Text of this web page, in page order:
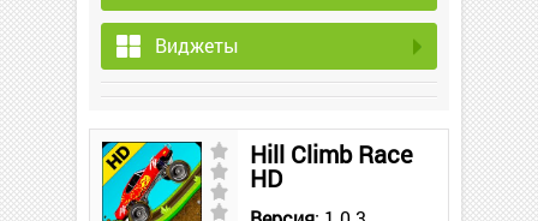
Виджеты
Hill Climb Race
HD